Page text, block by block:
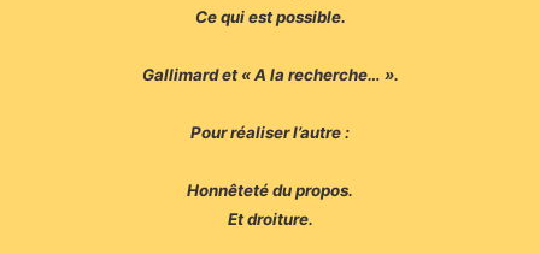
Ce qui est possible.
Gallimard et « A la recherche… ».
Pour réaliser l’autre :
Honnêteté du propos.
Et droiture.